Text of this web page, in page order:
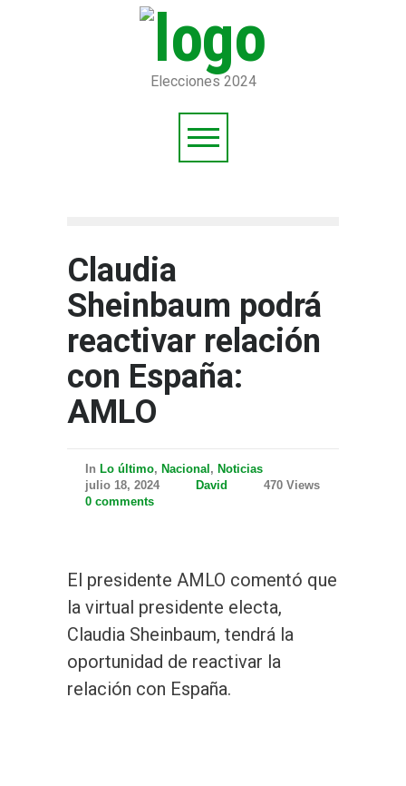
Elecciones 2024
Claudia
Sheinbaum podrá
reactivar relación
con España:
AMLO
In Lo último, Nacional , Noticias
julio 18, 2024
David
470 Views
0 comments
El presidente AMLO comentó que
la virtual presidente electa,
Claudia Sheinbaum, tendrá la
oportunidad de reactivar la
relación con España.